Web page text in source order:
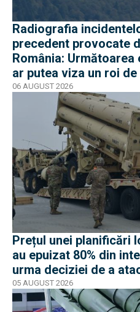
Radiografia
precedent provocate
România:
ar putea viza un roi
direcția Galați-Reni
06 AUGUST 2026
Prețul unei planificări
au epuizat 80% din
urma deciziei de a
05 AUGUST 2026